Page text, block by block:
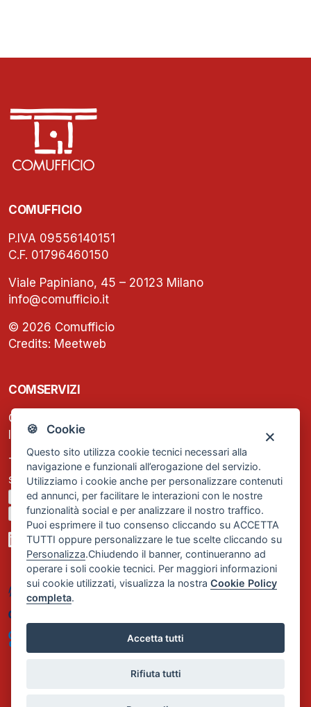
🍪 Cookie
Questo sito utilizza cookie tecnici necessari alla
navigazione e funzionali all’erogazione del servizio.
Utilizziamo i cookie anche per personalizzare contenuti
ed annunci, per facilitare le interazioni con le nostre
funzionalità social e per analizzare il nostro traffico.
Puoi esprimere il tuo consenso cliccando su ACCETTA
TUTTI oppure personalizzare le tue scelte cliccando su
Personalizza.Chiudendo il banner, continueranno ad
operare i soli cookie tecnici. Per maggiori informazioni
sui cookie utilizzati, visualizza la nostraCookie Policy
completa.
Accetta tutti
Rifiuta tutti
COMUFFICIO
P.IVA 09556140151
C.F. 01796460150
Viale Papiniano, 45 – 20123 Milano
info@comufficio.it
© 2026 Comufficio
Credits: Meetweb
COMSERVIZI
C.F. e P.IVA: 13474420158
Iscrizione REA Milano n. 1656740
Tel. +39 02 2838 1307
segreteria@comservizi.eu
Privacy Policy
Cookie Policy